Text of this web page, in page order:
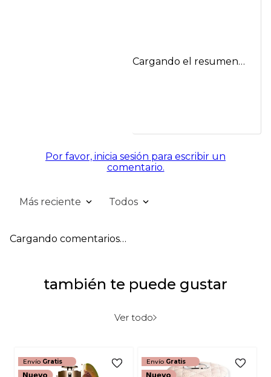
Cargando el resumen…
Por favor, inicia sesión para escribir un
comentario.
Más reciente Todos
Cargando comentarios…
también te puede gustar
Ver todo
Envío Gratis Envío Gratis